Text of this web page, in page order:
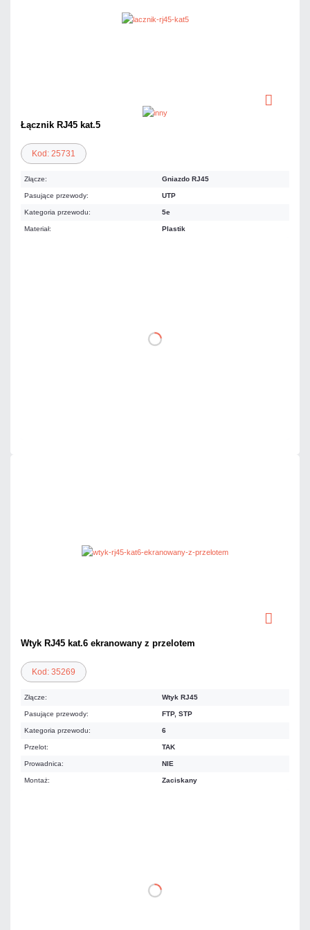
Łącznik RJ45 kat.5
Kod: 25731
Złącze: Gniazdo RJ45
Pasujące przewody: UTP
Kategoria przewodu: 5e
Materiał: Plastik
DO KOSZYKA
Wtyk RJ45 kat.6 ekranowany z przelotem
Kod: 35269
Złącze: Wtyk RJ45
Pasujące przewody: FTP, STP
Kategoria przewodu: 6
Przelot: TAK
Prowadnica: NIE
Montaż: Zaciskany
DO KOSZYKA